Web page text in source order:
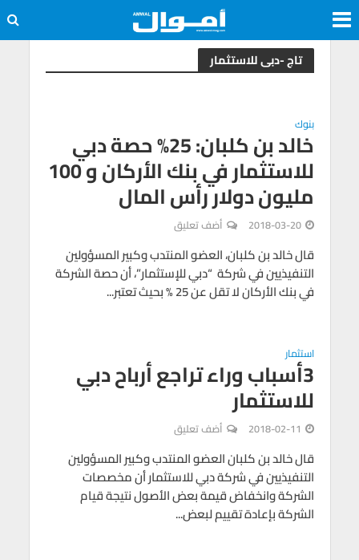
تاج -دبى للاستثمار
بنوك
خالد بن كلبان: 25% حصة دبي
للاستثمار في بنك الأركان و 100
مليون دولار رأس المال
2018-03-20 أضف تعليق
قال خالد بن كلبان، العضو المنتدب وكبير المسؤولين
التنفيذيين في شركة “دبي للإستثمار”، أن حصة الشركة
في بنك الأركان لا تقل عن 25 % بحيث تعتبر...
استثمار
3أسباب وراء تراجع أرباح دبي
للاستثمار
2018-02-11 أضف تعليق
قال خالد بن كلبان العضو المنتدب وكبير المسؤولين
التنفيذيين في شركة دبي للاستثمار أن مخصصات
الشركة وانخفاض قيمة بعض الأصول نتيجة قيام
الشركة بإعادة تقييم لبعض...